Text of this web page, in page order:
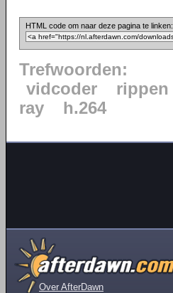
HTML code om naar deze pagina te linken:
Trefwoorden:
vidcoder
rippen
ray
h.264
Over AfterDawn